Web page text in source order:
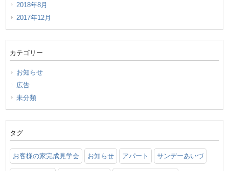
2018年8月
2017年12月
カテゴリー
お知らせ
広告
未分類
タグ
お客様の家完成見学会 お知らせ アパート サンデーあいづ